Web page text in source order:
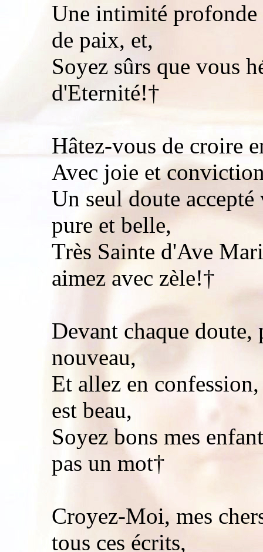
Une intimité profonde
de paix, et,
Soyez sûrs que vous
d'Eternité!†
Hâtez-vous de croire
Avec joie et
Un seul doute
pure et belle,
Très Sainte d'Ave
aimez avec zèle!†
Devant chaque
nouveau,
Et allez en
est beau,
Soyez bons mes
pas un mot†
Croyez-Moi, mes
tous ces écrits,